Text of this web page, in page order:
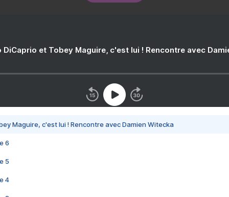
DiCaprio et Tobey Maguire, c'est lui ! Rencontre avec
Maguire, c'est lui ! Rencontre avec Damien Witecka
6
5
4